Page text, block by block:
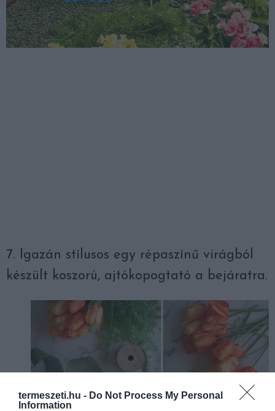
termeszeti.hu - Do Not Process My Personal
Information
7. Igazán stílusos egy répaszínű virágból
készült koszorú, ajtókopogtató a bejáratra.